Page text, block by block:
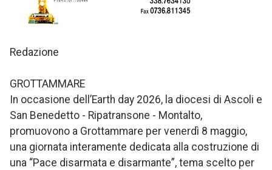
Redazione
GROTTAMMARE
In occasione dell’Earth day 2026, la diocesi di Ascoli e
San Benedetto - Ripatransone - Montalto,
promuovono a Grottammare per venerdì 8 maggio,
una giornata interamente dedicata alla costruzione di
una “Pace disarmata e disarmante”, tema scelto per